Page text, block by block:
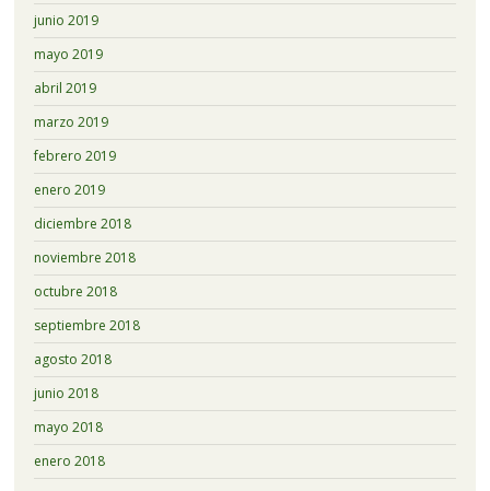
junio 2019
mayo 2019
abril 2019
marzo 2019
febrero 2019
enero 2019
diciembre 2018
noviembre 2018
octubre 2018
septiembre 2018
agosto 2018
junio 2018
mayo 2018
enero 2018